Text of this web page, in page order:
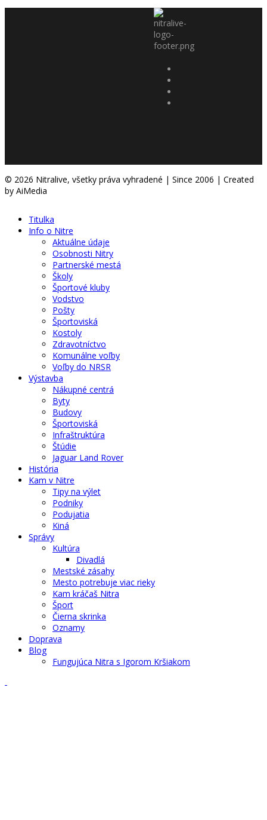
© 2026 Nitralive, všetky práva vyhradené | Since 2006 | Created
by AiMedia
Titulka
Info o Nitre
Aktuálne údaje
Osobnosti Nitry
Partnerské mestá
Školy
Športové kluby
Vodstvo
Pošty
Športoviská
Kostoly
Zdravotníctvo
Komunálne voľby
Voľby do NRSR
Výstavba
Nákupné centrá
Byty
Budovy
Športoviská
Infraštruktúra
Štúdie
Jaguar Land Rover
História
Kam v Nitre
Tipy na výlet
Podniky
Podujatia
Kiná
Správy
Kultúra
Divadlá
Mestské zásahy
Mesto potrebuje viac rieky
Kam kráčaš Nitra
Šport
Čierna skrinka
Oznamy
Doprava
Blog
Fungujúca Nitra s Igorom Kršiakom